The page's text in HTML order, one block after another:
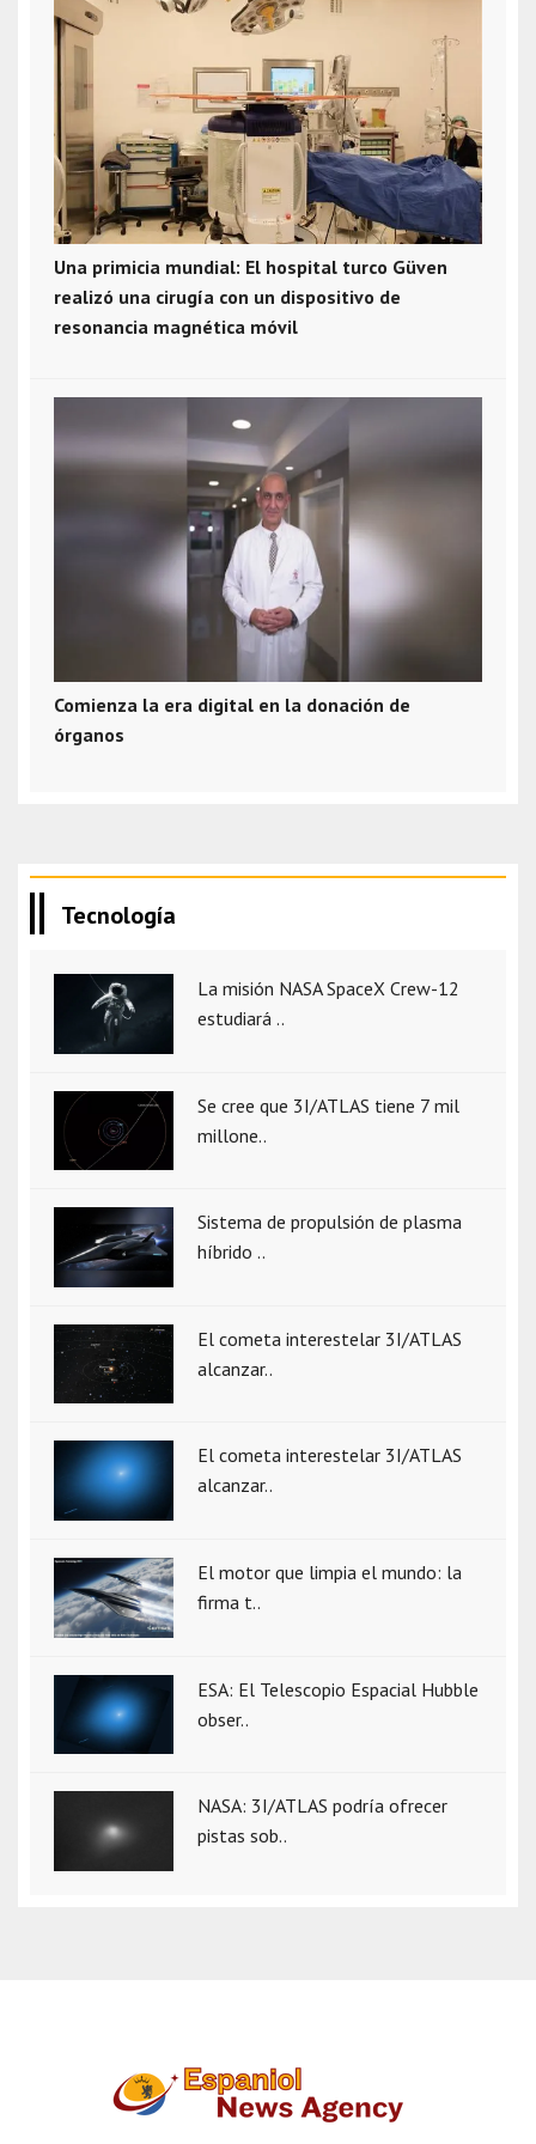
Una primicia mundial: El hospital turco Güven
realizó una cirugía con un dispositivo de
resonancia magnética móvil
Comienza la era digital en la donación de
órganos
Tecnología
La misión NASA SpaceX Crew-12
estudiará ..
Se cree que 3I/ATLAS tiene 7 mil
millone..
Sistema de propulsión de plasma
híbrido ..
El cometa interestelar 3I/ATLAS
alcanzar..
El cometa interestelar 3I/ATLAS
alcanzar..
El motor que limpia el mundo: la
firma t..
ESA: El Telescopio Espacial Hubble
obser..
NASA: 3I/ATLAS podría ofrecer
pistas sob..